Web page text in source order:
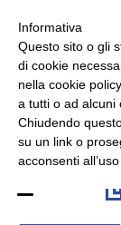
ASCOLTA RADIO
×
Informativa
Questo sito o gli
di cookie
nella cookie
a tutti o ad alcuni
Chiudendo
su un link o
acconsenti